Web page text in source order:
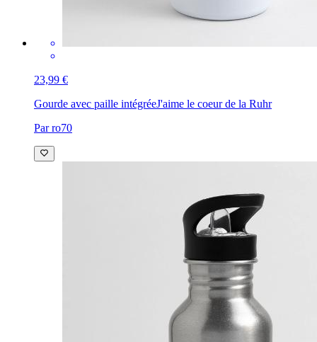
23,99 €
Gourde avec paille intégréeJ'aime le coeur de la Ruhr
Par ro70